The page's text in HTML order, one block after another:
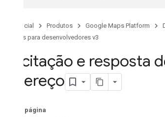
Página inicial Produtos Google Maps Platform
Guias para desenvolvedores v3
Solicitação e resposta
endereço
Nesta página